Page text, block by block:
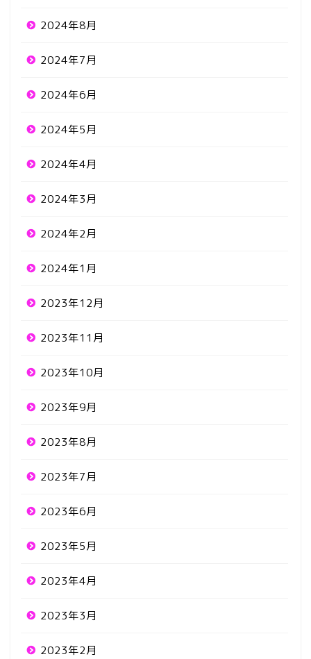
2024年8月
2024年7月
2024年6月
2024年5月
2024年4月
2024年3月
2024年2月
2024年1月
2023年12月
2023年11月
2023年10月
2023年9月
2023年8月
2023年7月
2023年6月
2023年5月
2023年4月
2023年3月
2023年2月